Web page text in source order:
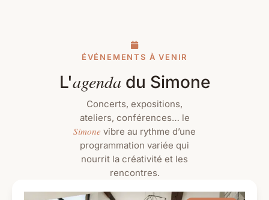
ÉVÉNEMENTS À VENIR
L'agenda du Simone
Concerts, expositions,
ateliers, conférences… le
Simone vibre au rythme d’une
programmation variée qui
nourrit la créativité et les
rencontres.